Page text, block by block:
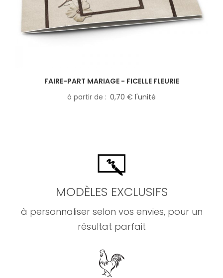
FAIRE-PART MARIAGE - FICELLE FLEURIE
à partir de
0,70 € l'unité
MODÈLES EXCLUSIFS
à personnaliser selon vos envies, pour un
résultat parfait